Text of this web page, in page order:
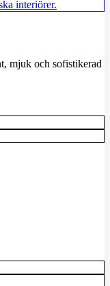
mjuk och sofistikerad